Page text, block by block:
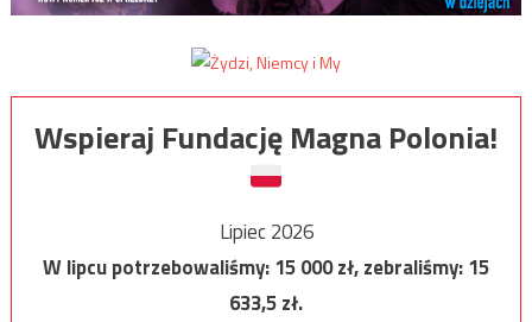
Wspieraj Fundację Magna Polonia!
Lipiec 2026
W lipcu potrzebowaliśmy:15 000zł, zebraliśmy:15
633,5zł.